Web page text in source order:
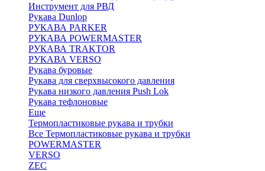
Инструмент для РВД
Рукава Dunlop
РУКАВА PARKER
РУКАВА POWERMASTER
РУКАВА TRAKTOR
РУКАВА VERSO
Рукава буровые
Рукава для сверхвысокого давления
Рукава низкого давления Push Lok
Рукава тефлоновые
Еще
Термопластиковые рукава и трубки
Все Термопластиковые рукава и трубки
POWERMASTER
VERSO
ZEC